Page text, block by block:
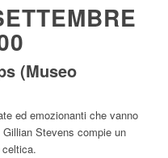
(Museo
ed emozionanti che vanno
Stevens compie un